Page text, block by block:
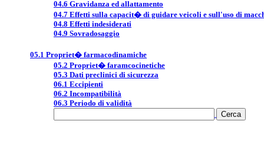
04.6 Gravidanza ed allattamento
04.7 Effetti sulla capacit� di guidare veicoli e sull'uso di
04.8 Effetti indesiderati
04.9 Sovradosaggio
05.1 Propriet� farmacodinamiche
05.2 Propriet� faramcocinetiche
05.3 Dati preclinici di sicurezza
06.1 Eccipienti
06.2 Incompatibilità
06.3 Periodo di validità